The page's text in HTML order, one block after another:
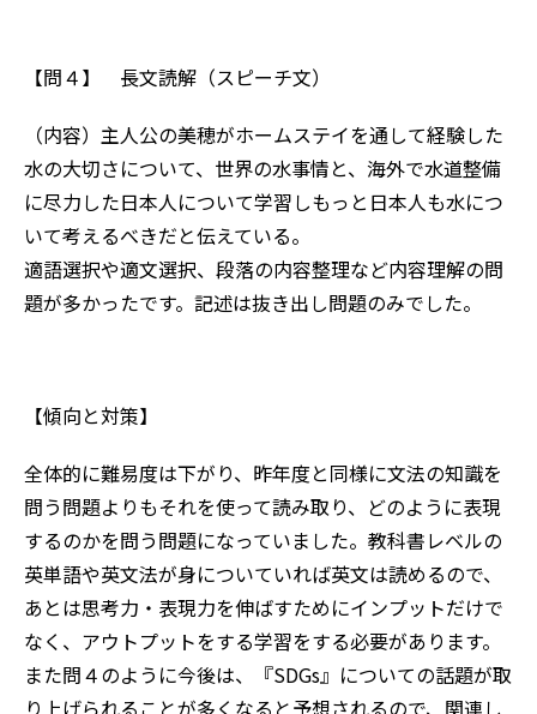
【問４】 長文読解（スピーチ文）
（内容）主人公の美穂がホームステイを通して経験した
水の大切さについて、世界の水事情と、海外で水道整備
に尽力した日本人について学習しもっと日本人も水につ
いて考えるべきだと伝えている。
適語選択や適文選択、段落の内容整理など内容理解の問
題が多かったです。記述は抜き出し問題のみでした。
【傾向と対策】
全体的に難易度は下がり、昨年度と同様に文法の知識を
問う問題よりもそれを使って読み取り、どのように表現
するのかを問う問題になっていました。教科書レベルの
英単語や英文法が身についていれば英文は読めるので、
あとは思考力・表現力を伸ばすためにインプットだけで
なく、アウトプットをする学習をする必要があります。
また問４のように今後は、『SDGs』についての話題が取
り上げられることが多くなると予想されるので、関連し